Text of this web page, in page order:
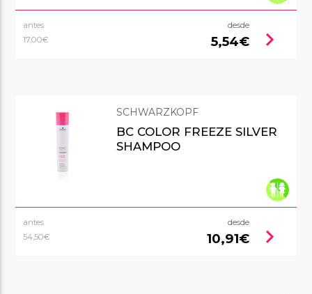
antes
17,00€
desde
5,54€ chevron_right
SCHWARZKOPF
BC COLOR FREEZE SILVER
SHAMPOO
antes
54,50€
desde
10,91€ chevron_right